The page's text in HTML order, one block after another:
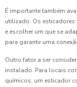
É importante também
utilizado. Os esticadores
e escolher um que se
para garantir uma
Outro fator a ser
instalado. Para locais
químicos, um esticador